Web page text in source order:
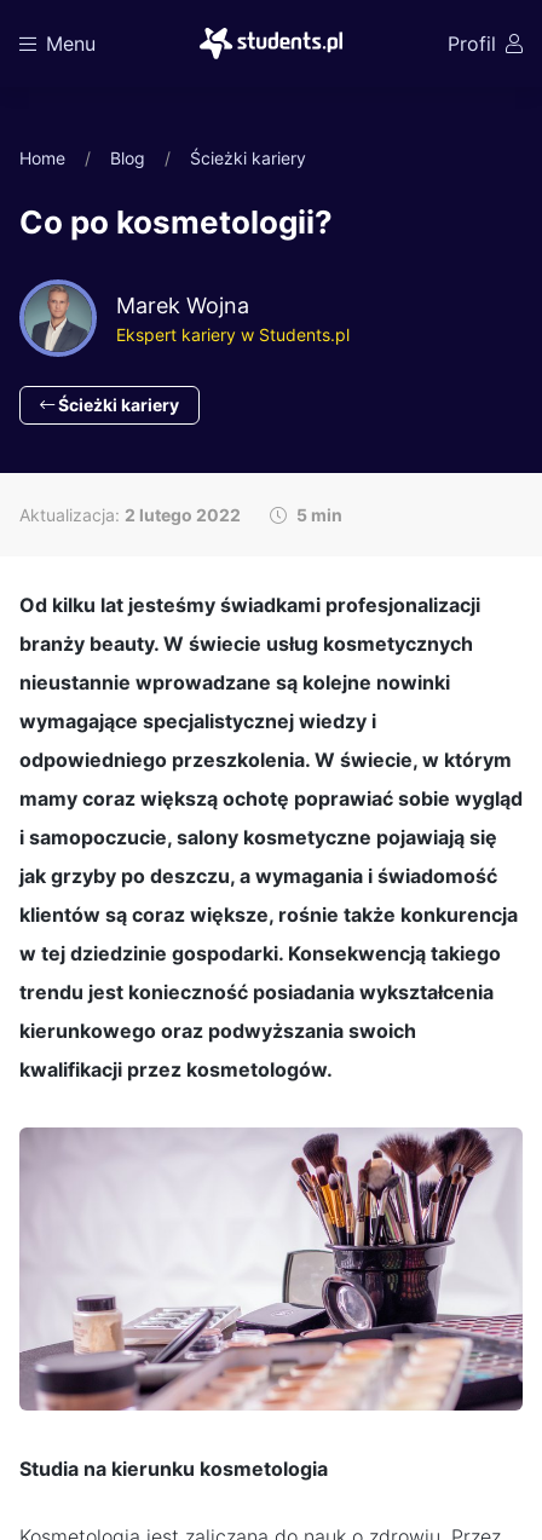
Menu Profil
Home Blog Ścieżki kariery
Co po kosmetologii?
Marek Wojna
Ekspert kariery w Students.pl
Ścieżki kariery
Aktualizacja: 2 lutego 2022 5 min
Od kilku lat jesteśmy świadkami profesjonalizacji
branży beauty. W świecie usług kosmetycznych
nieustannie wprowadzane są kolejne nowinki
wymagające specjalistycznej wiedzy i
odpowiedniego przeszkolenia. W świecie, w którym
mamy coraz większą ochotę poprawiać sobie wygląd
i samopoczucie, salony kosmetyczne pojawiają się
jak grzyby po deszczu, a wymagania i świadomość
klientów są coraz większe, rośnie także konkurencja
w tej dziedzinie gospodarki. Konsekwencją takiego
trendu jest konieczność posiadania wykształcenia
kierunkowego oraz podwyższania swoich
kwalifikacji przez kosmetologów.
Studia na kierunku kosmetologia